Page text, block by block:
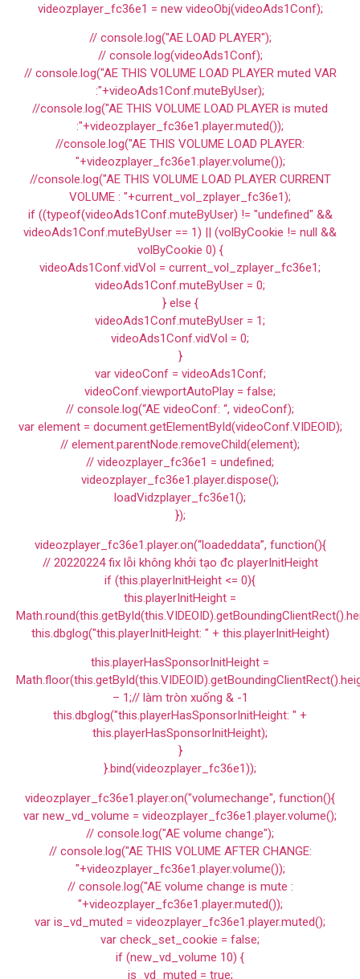
videozplayer_fc36e1 = new videoObj(videoAds1Conf);
// console.log("AE LOAD PLAYER");
// console.log(videoAds1Conf);
// console.log("AE THIS VOLUME LOAD PLAYER muted VAR
:"+videoAds1Conf.muteByUser);
//console.log("AE THIS VOLUME LOAD PLAYER is muted
:"+videozplayer_fc36e1.player.muted());
//console.log("AE THIS VOLUME LOAD PLAYER:
"+videozplayer_fc36e1.player.volume());
//console.log("AE THIS VOLUME LOAD PLAYER CURRENT
VOLUME : "+current_vol_zplayer_fc36e1);
if ((typeof(videoAds1Conf.muteByUser) != "undefined" &&
videoAds1Conf.muteByUser == 1) || (volByCookie != null &&
volByCookie 0) {
videoAds1Conf.vidVol = current_vol_zplayer_fc36e1;
videoAds1Conf.muteByUser = 0;
} else {
videoAds1Conf.muteByUser = 1;
videoAds1Conf.vidVol = 0;
}
var videoConf = videoAds1Conf;
videoConf.viewportAutoPlay = false;
// console.log(“AE videoConf: “, videoConf);
var element = document.getElementById(videoConf.VIDEOID);
// element.parentNode.removeChild(element);
// videozplayer_fc36e1 = undefined;
videozplayer_fc36e1.player.dispose();
loadVidzplayer_fc36e1();
});
videozplayer_fc36e1.player.on(“loadeddata”, function(){
// 20220224 fix lỗi không khởi tạo đc playerInitHeight
if (this.playerInitHeight <= 0){
this.playerInitHeight =
this.dbglog("this.playerInitHeight: " + this.playerInitHeight)
this.playerHasSponsorInitHeight =
– 1;// làm tròn xuống & -1
this.dbglog("this.playerHasSponsorInitHeight: " +
this.playerHasSponsorInitHeight);
}
}.bind(videozplayer_fc36e1));
videozplayer_fc36e1.player.on("volumechange", function(){
var new_vd_volume = videozplayer_fc36e1.player.volume();
// console.log("AE volume change");
// console.log("AE THIS VOLUME AFTER CHANGE:
"+videozplayer_fc36e1.player.volume());
// console.log("AE volume change is mute :
"+videozplayer_fc36e1.player.muted());
var is_vd_muted = videozplayer_fc36e1.player.muted();
var check_set_cookie = false;
if (new_vd_volume 10) {
is_vd_muted = true;